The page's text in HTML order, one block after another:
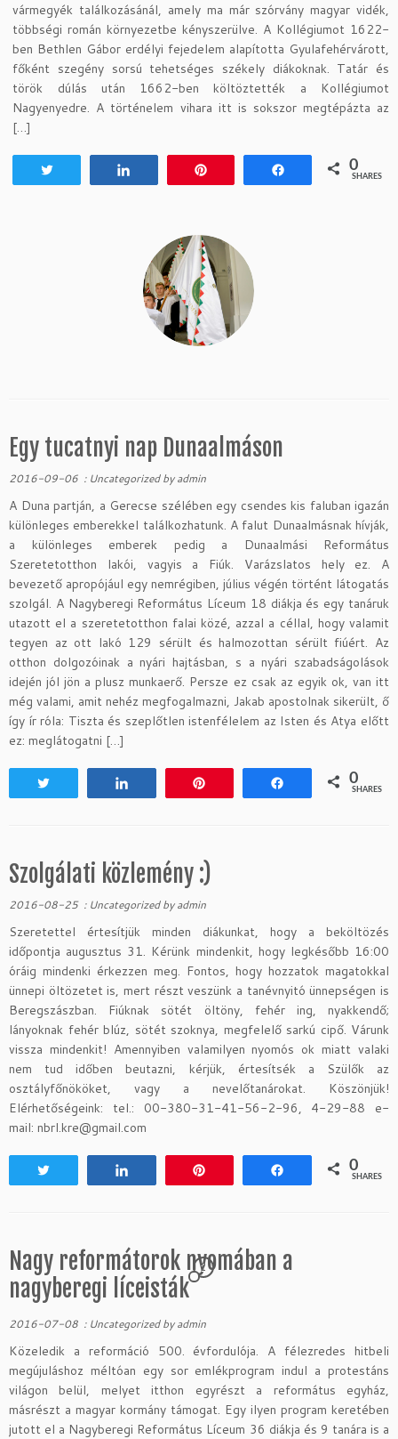
vármegyék találkozásánál, amely ma már szórvány magyar vidék,
többségi román környezetbe kényszerülve. A Kollégiumot 1622-
ben Bethlen Gábor erdélyi fejedelem alapította Gyulafehérvárott,
főként szegény sorsú tehetséges székely diákoknak. Tatár és
török dúlás után 1662-ben költöztették a Kollégiumot
Nagyenyedre. A történelem vihara itt is sokszor megtépázta az
[…]
0
SHARES
Egy tucatnyi nap Dunaalmáson
2016-09-06 : Uncategorizedbyadmin
A Duna partján, a Gerecse szélében egy csendes kis faluban igazán
különleges emberekkel találkozhatunk. A falut Dunaalmásnak hívják,
a különleges emberek pedig a Dunaalmási Református
Szeretetotthon lakói, vagyis a Fiúk. Varázslatos hely ez. A
bevezető apropójául egy nemrégiben, július végén történt látogatás
szolgál. A Nagyberegi Református Líceum 18 diákja és egy tanáruk
utazott el a szeretetotthon falai közé, azzal a céllal, hogy valamit
tegyen az ott lakó 129 sérült és halmozottan sérült fiúért. Az
otthon dolgozóinak a nyári hajtásban, s a nyári szabadságolások
idején jól jön a plusz munkaerő. Persze ez csak az egyik ok, van itt
még valami, amit nehéz megfogalmazni, Jakab apostolnak sikerült, ő
így ír róla: Tiszta és szeplőtlen istenfélelem az Isten és Atya előtt
ez: meglátogatni […]
0
SHARES
Szolgálati közlemény :)
2016-08-25: Uncategorizedbyadmin
Szeretettel értesítjük minden diákunkat, hogy a beköltözés
időpontja augusztus 31. Kérünk mindenkit, hogy legkésőbb 16:00
óráig mindenki érkezzen meg. Fontos, hogy hozzatok magatokkal
ünnepi öltözetet is, mert részt veszünk a tanévnyitó ünnepségen is
Beregszászban. Fiúknak sötét öltöny, fehér ing, nyakkendő;
lányoknak fehér blúz, sötét szoknya, megfelelő sarkú cipő. Várunk
vissza mindenkit! Amennyiben valamilyen nyomós ok miatt valaki
nem tud időben beutazni, kérjük, értesítsék a Szülők az
osztályfőnököket, vagy a nevelőtanárokat. Köszönjük!
Elérhetőségeink: tel.: 00-380-31-41-56-2-96, 4-29-88 e-
mail: nbrl.kre@gmail.com
0
SHARES
Nagy reformátorok nyomában a
nagyberegi líceisták
2
2016-07-08 : Uncategorizedbyadmin
Közeledik a reformáció 500. évfordulója. A félezredes hitbeli
megújuláshoz méltóan egy sor emlékprogram indul a protestáns
világon belül, melyet itthon egyrészt a református egyház,
másrészt a magyar kormány támogat. Egy ilyen program keretében
jutott el a Nagyberegi Református Líceum 36 diákja és 9 tanára is a